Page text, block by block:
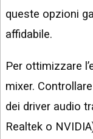
queste opzioni
affidabile.
Per ottimizzare
mixer.
dei driver audio
Realtek o